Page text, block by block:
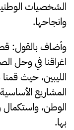
الشخصيات
وانجاحها.
وأضاف بالقول:
اغراقنا في وحل
الليبين، حيث قمنا
المشاريع
الوطن،
بها.